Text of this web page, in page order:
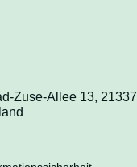
Zuse-Allee 13, 21337